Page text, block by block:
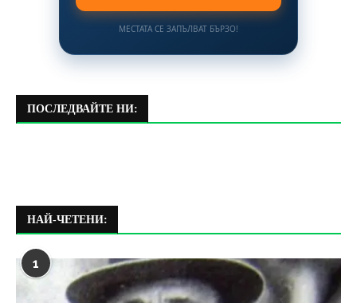
МЕСТАТА СЕ ЗАПЪЛВАТ БЪРЗО!
ПОСЛЕДВАЙТЕ НИ:
НАЙ-ЧЕТЕНИ:
1